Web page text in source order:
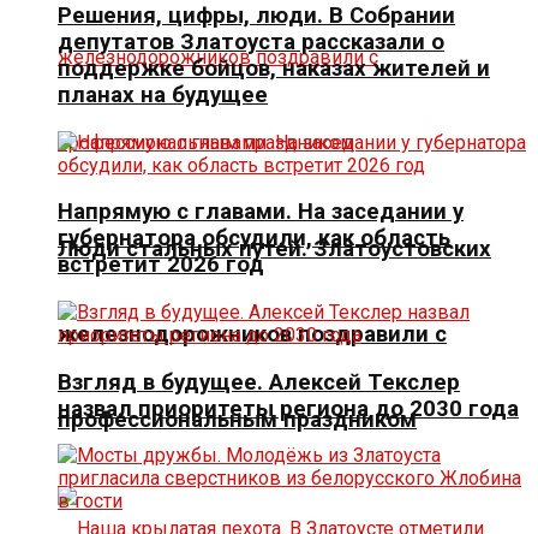
Люди стальных путей. Златоустовских
железнодорожников поздравили с
профессиональным праздником
Решения, цифры, люди. В Собрании
депутатов Златоуста рассказали о
поддержке бойцов, наказах жителей и
планах на будущее
Напрямую с главами. На заседании у
губернатора обсудили, как область
встретит 2026 год
Взгляд в будущее. Алексей Текслер
назвал приоритеты региона до 2030 года